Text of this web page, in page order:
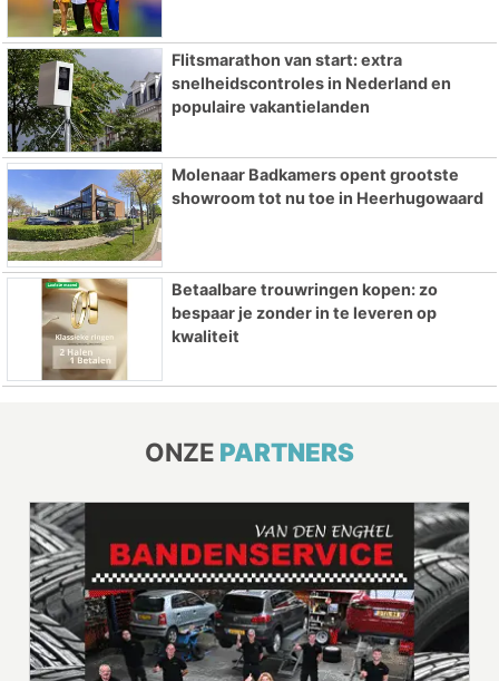
Flitsmarathon van start: extra
snelheidscontroles in Nederland en
populaire vakantielanden
Molenaar Badkamers opent grootste
showroom tot nu toe in Heerhugowaard
Betaalbare trouwringen kopen: zo
bespaar je zonder in te leveren op
kwaliteit
ONZE PARTNERS